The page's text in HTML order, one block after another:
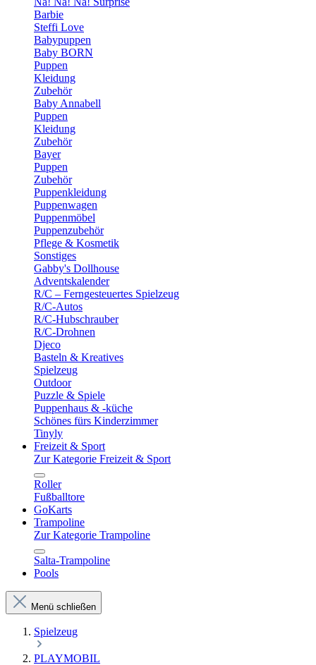
Barbie
Steffi Love
Babypuppen
Baby BORN
Puppen
Kleidung
Zubehör
Baby Annabell
Puppen
Kleidung
Zubehör
Bayer
Puppen
Zubehör
Puppenkleidung
Puppenwagen
Puppenmöbel
Puppenzubehör
Pflege & Kosmetik
Sonstiges
Gabby's Dollhouse
Adventskalender
R/C – Ferngesteuertes Spielzeug
R/C-Autos
R/C-Hubschrauber
R/C-Drohnen
Djeco
Basteln & Kreatives
Spielzeug
Outdoor
Puzzle & Spiele
Puppenhaus & -küche
Schönes fürs Kinderzimmer
Tinyly
Freizeit & Sport
Zur Kategorie Freizeit & Sport
Roller
Fußballtore
GoKarts
Trampoline
Zur Kategorie Trampoline
Salta-Trampoline
Pools
Menü schließen
Spielzeug
PLAYMOBIL